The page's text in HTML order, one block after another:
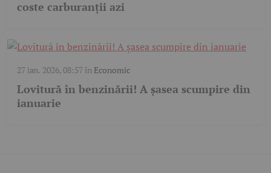
coste carburanții azi
27 ian. 2026, 08:57în Economic
Lovitură în benzinării! A șasea scumpire din
ianuarie